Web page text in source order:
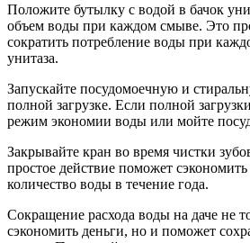
Положите бутылку с водой в бачок
объем воды при каждом смыве. Это
сократить потребление воды при
унитаза.
Запускайте посудомоечную и
полной загрузке. Если полной
режим экономии воды или мойте
Закрывайте кран во время чистки
простое действие поможет сэкономить
количество воды в течение года.
Сокращение расхода воды на даче не
сэкономить деньги, но и поможет